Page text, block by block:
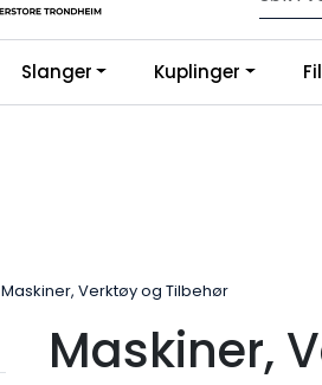
Kjøp slanger og
Gi oss en vurdering på Google
Slanger Kuplinger
Maskiner, Verktøy og Tilbehør
Maskiner,